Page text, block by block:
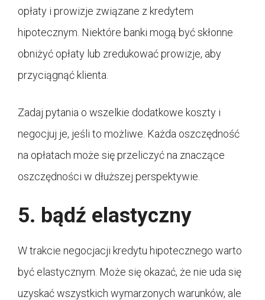
opłaty i prowizje związane z kredytem
hipotecznym. Niektóre banki mogą być skłonne
obniżyć opłaty lub zredukować prowizje, aby
przyciągnąć klienta.
Zadaj pytania o wszelkie dodatkowe koszty i
negocjuj je, jeśli to możliwe. Każda oszczędność
na opłatach może się przeliczyć na znaczące
oszczędności w dłuższej perspektywie.
5. bądź elastyczny
W trakcie negocjacji kredytu hipotecznego warto
być elastycznym. Może się okazać, że nie uda się
uzyskać wszystkich wymarzonych warunków, ale